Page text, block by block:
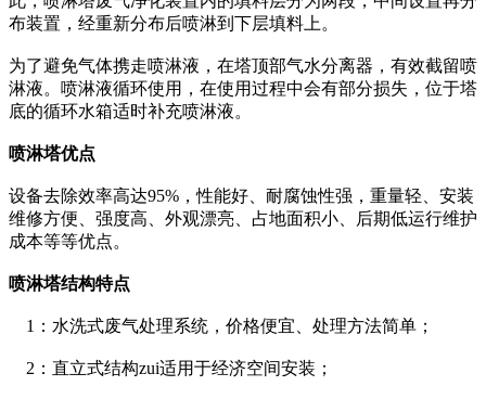
布装置，经重新分布后喷淋到下层填料上。
为了避免气体携走喷淋液，在塔顶部气水分离器，有效截留喷
淋液。喷淋液循环使用，在使用过程中会有部分损失，位于塔
底的循环水箱适时补充喷淋液。
喷淋塔优点
设备去除效率高达95%，性能好、耐腐蚀性强，重量轻、安装
维修方便、强度高、外观漂亮、占地面积小、后期低运行维护
成本等等优点。
喷淋塔结构特点
1：水洗式废气处理系统，价格便宜、处理方法简单；
2：直立式结构zui适用于经济空间安装；